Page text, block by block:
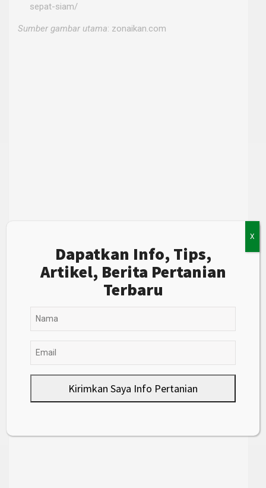
sepat-siam/
Sumber gambar utama: zonaikan.com
Dapatkan Info, Tips,
Artikel, Berita Pertanian
Terbaru
Kirimkan Saya Info Pertanian
X